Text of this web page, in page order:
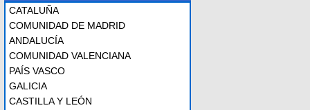
CATALUÑA
COMUNIDAD DE MADRID
ANDALUCÍA
COMUNIDAD VALENCIANA
PAÍS VASCO
GALICIA
CASTILLA Y LEÓN